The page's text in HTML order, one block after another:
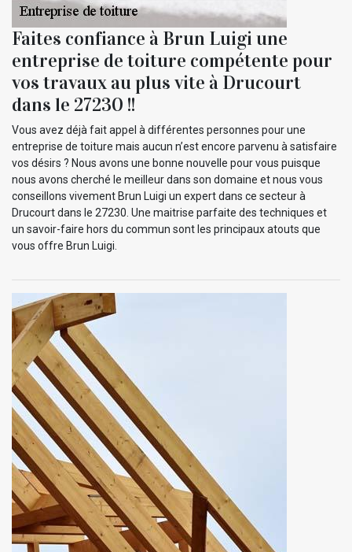
Faites confiance à Brun Luigi une
entreprise de toiture compétente pour
vos travaux au plus vite à Drucourt
dans le 27230 !!
Vous avez déjà fait appel à différentes personnes pour une
entreprise de toiture mais aucun n’est encore parvenu à satisfaire
vos désirs ? Nous avons une bonne nouvelle pour vous puisque
nous avons cherché le meilleur dans son domaine et nous vous
conseillons vivement Brun Luigi un expert dans ce secteur à
Drucourt dans le 27230. Une maitrise parfaite des techniques et
un savoir-faire hors du commun sont les principaux atouts que
vous offre Brun Luigi.